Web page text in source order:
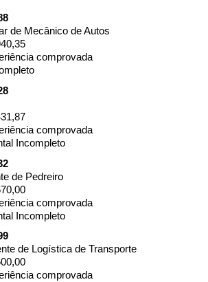
de Mecânico de Autos
comprovada
comprovada
Incompleto
de Pedreiro
comprovada
Incompleto
de Logística de Transporte
comprovada